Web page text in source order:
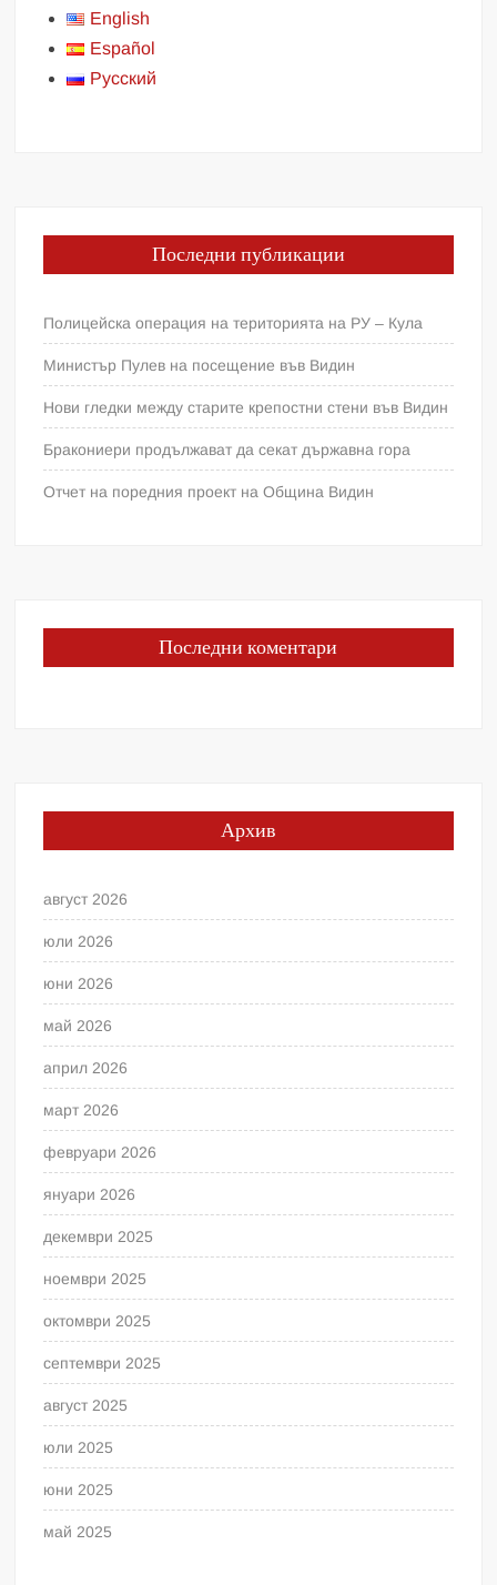
English
Español
Русский
Последни публикации
Полицейска операция на територията на РУ – Кула
Министър Пулев на посещение във Видин
Нови гледки между старите крепостни стени във Видин
Бракониери продължават да секат държавна гора
Отчет на поредния проект на Община Видин
Последни коментари
Архив
август 2026
юли 2026
юни 2026
май 2026
април 2026
март 2026
февруари 2026
януари 2026
декември 2025
ноември 2025
октомври 2025
септември 2025
август 2025
юли 2025
юни 2025
май 2025